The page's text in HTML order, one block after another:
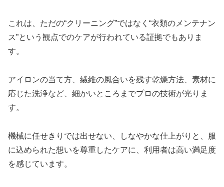
これは、ただの“クリーニング”ではなく“衣類のメンテナン
ス”という観点でのケアが行われている証拠でもありま
す。
アイロンの当て方、繊維の風合いを残す乾燥方法、素材に
応じた洗浄など、細かいところまでプロの技術が光りま
す。
機械に任せきりでは出せない、しなやかな仕上がりと、服
に込められた想いを尊重したケアに、利用者は高い満足度
を感じています。